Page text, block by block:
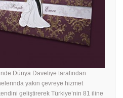
Dünya Davetiye tarafından
yakın çevreye hizmet
geliştirerek Türkiye’nin 81 iline